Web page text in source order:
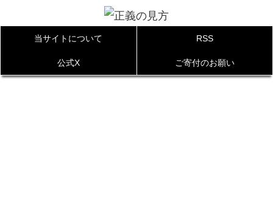
当サイトについて RSS
公式X ご寄付のお願い